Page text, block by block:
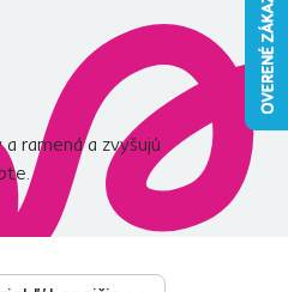
ramená a zvyšujú